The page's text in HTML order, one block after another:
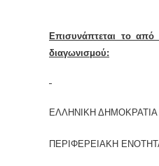
Επισυνάπτεται το από
διαγωνισμού:
ΕΛΛΗΝΙΚΗ ΔΗΜΟΚΡΑΤΙΑ
ΠΕΡΙΦΕΡΕΙΑΚΗ